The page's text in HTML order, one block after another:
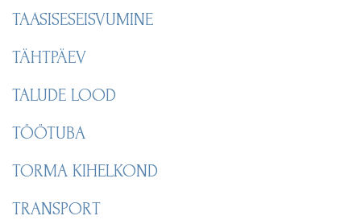
TAASISESEISVUMINE
TÄHTPÄEV
TALUDE LOOD
TÖÖTUBA
TORMA KIHELKOND
TRANSPORT